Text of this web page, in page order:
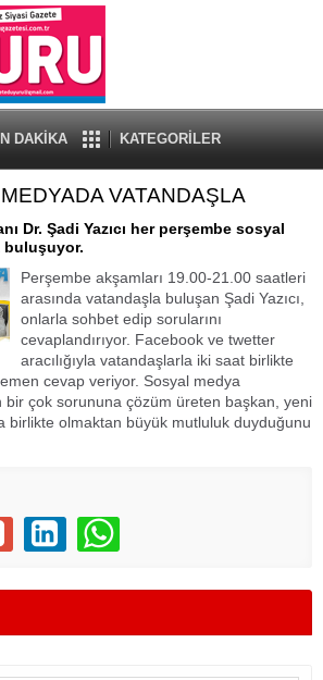
DAKİKA KATEGORİLER
VATANDAŞLA
Dr. Şadi Yazıcı her perşembe sosyal
buluşuyor.
Perşembe akşamları 19.00-21.00 saatleri
arasında vatandaşla buluşan Şadi Yazıcı,
onlarla sohbet edip sorularını
cevaplandırıyor. Facebook ve twetter
aracılığıyla vatandaşlarla iki saat birlikte
cevap veriyor. Sosyal medya
bir çok sorununa çözüm üreten başkan, yeni
birlikte olmaktan büyük mutluluk duyduğunu